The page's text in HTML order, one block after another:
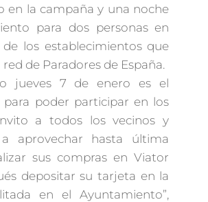
en la campaña y una noche
para dos personas en
de los establecimientos que
de Paradores de España.
jueves 7 de enero es el
poder participar en los
a todos los vecinos y
aprovechar hasta última
sus compras en Viator
depositar su tarjeta en la
en el Ayuntamiento”,